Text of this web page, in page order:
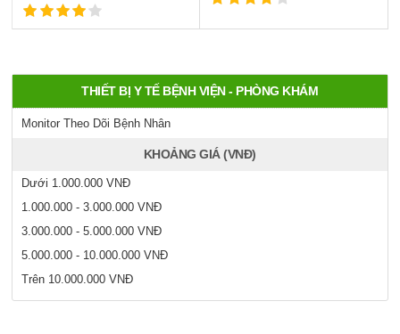
THIẾT BỊ Y TẾ BỆNH VIỆN - PHÒNG KHÁM
Monitor Theo Dõi Bệnh Nhân
KHOẢNG GIÁ (VNĐ)
Dưới 1.000.000 VNĐ
1.000.000 - 3.000.000 VNĐ
3.000.000 - 5.000.000 VNĐ
5.000.000 - 10.000.000 VNĐ
Trên 10.000.000 VNĐ